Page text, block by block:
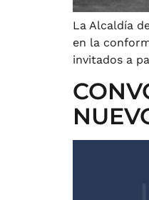
La Alcaldía
en la
invitados a